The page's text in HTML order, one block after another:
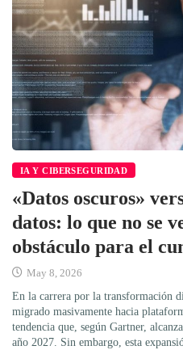
IA Y CIBERSEGURIDAD
«Datos oscuros»
datos: lo que no se
obstáculo para el
May 8, 2026
En la carrera por la transformación
migrado masivamente hacia
tendencia que, según Gartner,
año 2027. Sin embargo, esta